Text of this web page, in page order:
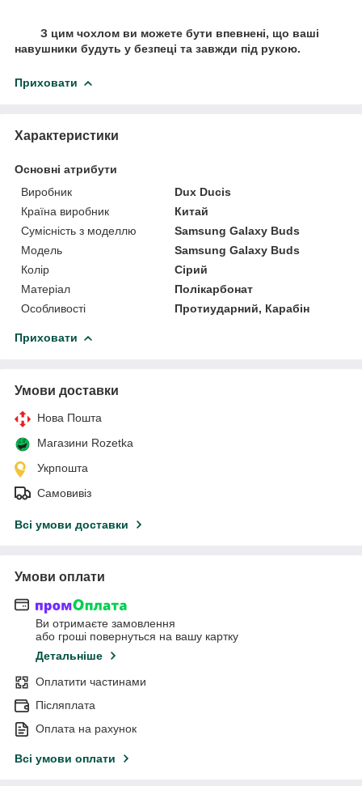
З цим чохлом ви можете бути впевнені, що ваші
навушники будуть у безпеці та завжди під рукою.
Приховати
Характеристики
Основні атрибути
Виробник
Dux Ducis
Країна виробник
Китай
Сумісність з моделлю
Samsung Galaxy Buds
Модель
Samsung Galaxy Buds
Колір
Сірий
Матеріал
Полікарбонат
Особливості
Протиударний, Карабін
Приховати
Умови доставки
Нова Пошта
Магазини Rozetka
Укрпошта
Самовивіз
Всі умови доставки
Умови оплати
Ви отримаєте замовлення
або гроші повернуться на вашу картку
Детальніше
Оплатити частинами
Післяплата
Оплата на рахунок
Всі умови оплати